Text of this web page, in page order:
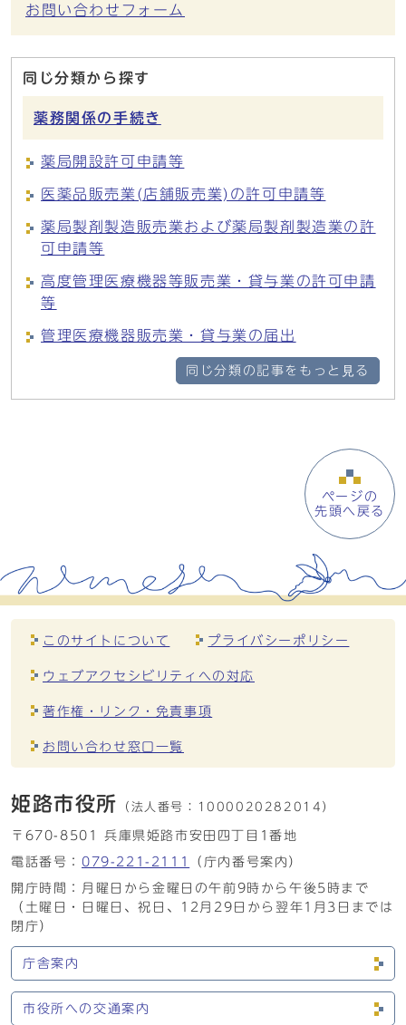
お問い合わせフォーム
同じ分類から探す
薬務関係の手続き
薬局開設許可申請等
医薬品販売業(店舗販売業)の許可申請等
薬局製剤製造販売業および薬局製剤製造業の許
可申請等
高度管理医療機器等販売業・貸与業の許可申請
等
管理医療機器販売業・貸与業の届出
同じ分類の記事をもっと見る
ページの
先頭へ戻る
このサイトについて プライバシーポリシー
ウェブアクセシビリティへの対応
著作権・リンク・免責事項
お問い合わせ窓口一覧
姫路市役所 （法人番号： 1000020282014）
〒670-8501 兵庫県姫路市安田四丁目1番地
電話番号： 079-221-2111
（庁内番号案内）
開庁時間：月曜日から金曜日の午前9時から午後5時まで
（土曜日・日曜日、祝日、12月29日から翌年1月3日までは
閉庁）
庁舎案内
市役所への交通案内